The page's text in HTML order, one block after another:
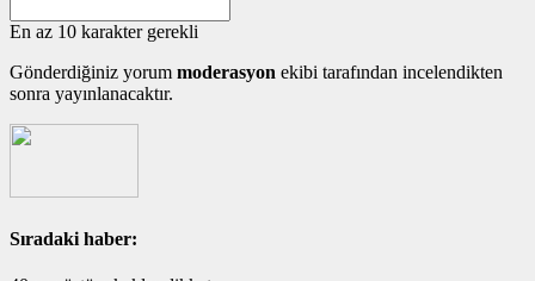
En az 10 karakter gerekli
Gönderdiğiniz yorum moderasyon ekibi tarafından incelendikten
sonra yayınlanacaktır.
Sıradaki haber: